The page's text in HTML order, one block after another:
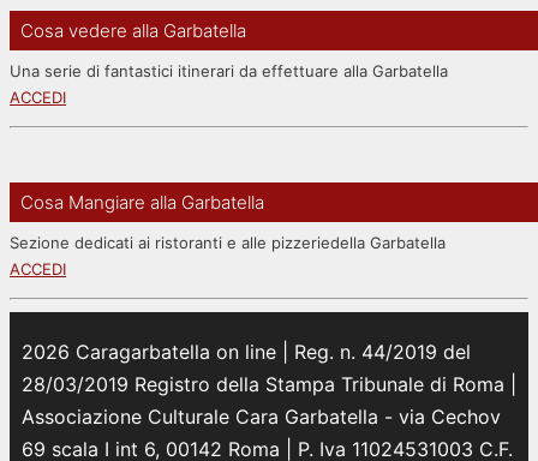
Cosa vedere alla Garbatella
Una serie di fantastici itinerari da effettuare alla Garbatella
ACCEDI
Cosa Mangiare alla Garbatella
Sezione dedicati ai ristoranti e alle pizzeriedella Garbatella
ACCEDI
2026 Caragarbatella on line | Reg. n. 44/2019 del
28/03/2019 Registro della Stampa Tribunale di Roma |
Associazione Culturale Cara Garbatella - via Cechov
69 scala I int 6, 00142 Roma | P. Iva 11024531003 C.F.